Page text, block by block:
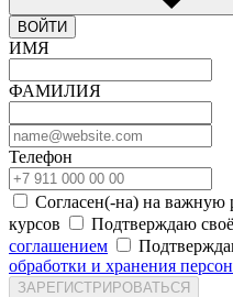
ВОЙТИ
ИМЯ
ФАМИЛИЯ
Телефон
Согласен(-на) на важную
курсов
Подтверждаю своё
соглашением
обработки и хранения
ЗАРЕГИСТРИРОВАТЬСЯ